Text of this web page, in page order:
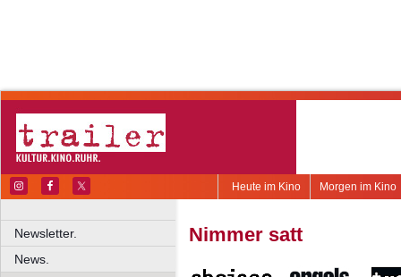
Morgen im Kino
Heute im Kino
Newsletter.
News.
Nimmer satt